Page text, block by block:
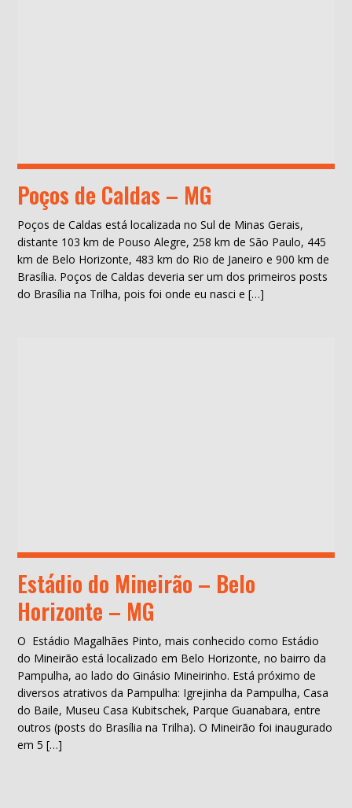
Poços de Caldas – MG
Poços de Caldas está localizada no Sul de Minas Gerais,
distante 103 km de Pouso Alegre, 258 km de São Paulo, 445
km de Belo Horizonte, 483 km do Rio de Janeiro e 900 km de
Brasília. Poços de Caldas deveria ser um dos primeiros posts
do Brasília na Trilha, pois foi onde eu nasci e […]
Estádio do Mineirão – Belo
Horizonte – MG
O Estádio Magalhães Pinto, mais conhecido como Estádio
do Mineirão está localizado em Belo Horizonte, no bairro da
Pampulha, ao lado do Ginásio Mineirinho. Está próximo de
diversos atrativos da Pampulha: Igrejinha da Pampulha, Casa
do Baile, Museu Casa Kubitschek, Parque Guanabara, entre
outros (posts do Brasília na Trilha). O Mineirão foi inaugurado
em 5 […]